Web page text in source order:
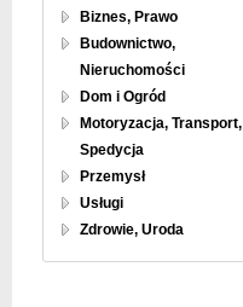
Biznes, Prawo
Budownictwo,
Nieruchomości
Dom i Ogród
Motoryzacja, Transport,
Spedycja
Przemysł
Usługi
Zdrowie, Uroda